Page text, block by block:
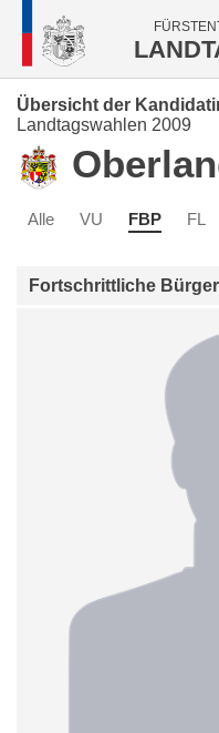
Übersicht der
Landtagswahlen 2009
Alle VU FBP FL
Fortschrittliche